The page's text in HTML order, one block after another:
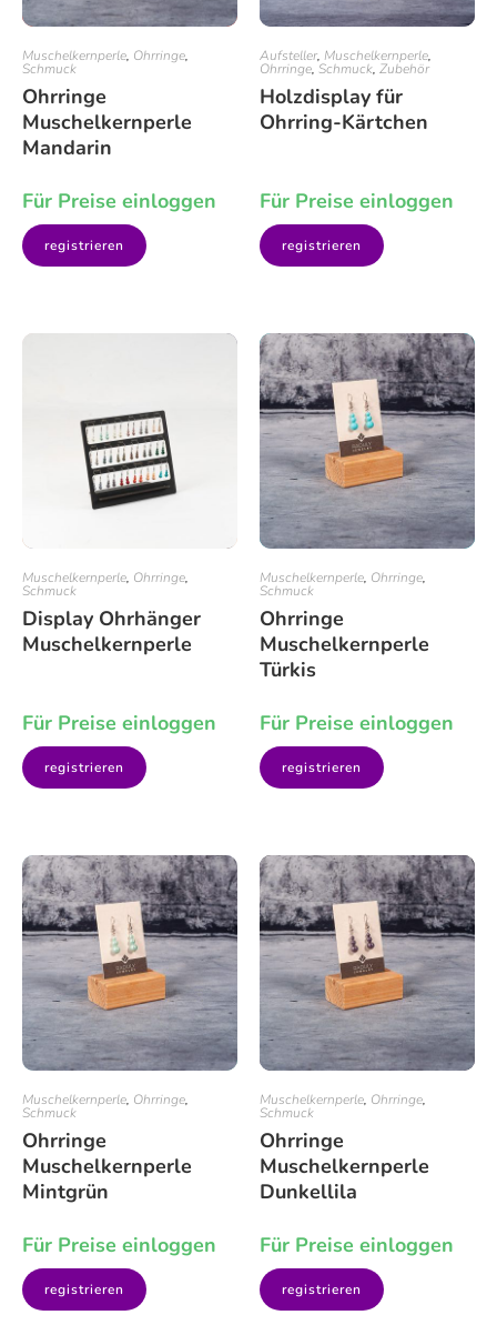
Muschelkernperle, Ohrringe,
Schmuck
Ohrringe
Muschelkernperle
Mandarin
Für Preise einloggen
registrieren
Aufsteller, Muschelkernperle,
Ohrringe, Schmuck, Zubehör
Holzdisplay für
Ohrring-Kärtchen
Für Preise einloggen
registrieren
Muschelkernperle, Ohrringe,
Schmuck
Display Ohrhänger
Muschelkernperle
Für Preise einloggen
registrieren
Muschelkernperle, Ohrringe,
Schmuck
Ohrringe
Muschelkernperle
Türkis
Für Preise einloggen
registrieren
Muschelkernperle, Ohrringe,
Schmuck
Ohrringe
Muschelkernperle
Mintgrün
Für Preise einloggen
registrieren
Muschelkernperle, Ohrringe,
Schmuck
Ohrringe
Muschelkernperle
Dunkellila
Für Preise einloggen
registrieren